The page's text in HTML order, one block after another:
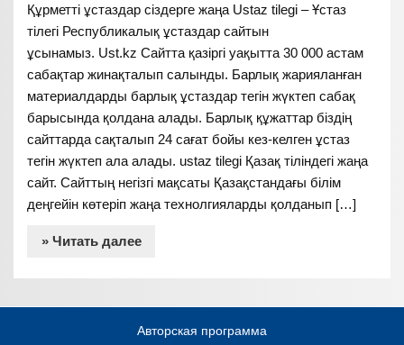
Құрметті ұстаздар сіздерге жаңа Ustaz tilegi – Ұстаз
тілегі Республикалық ұстаздар сайтын
ұсынамыз. Ust.kz Сайтта қазіргі уақытта 30 000 астам
сабақтар жинақталып салынды. Барлық жарияланған
материалдарды барлық ұстаздар тегін жүктеп сабақ
барысында қолдана алады. Барлық құжаттар біздің
сайттарда сақталып 24 сағат бойы кез-келген ұстаз
тегін жүктеп ала алады. ustaz tilegi Қазақ тіліндегі жаңа
сайт. Сайттың негізгі мақсаты Қазақстандағы білім
деңгейін көтеріп жаңа технолгияларды қолданып […]
» Читать далее
Авторская программа